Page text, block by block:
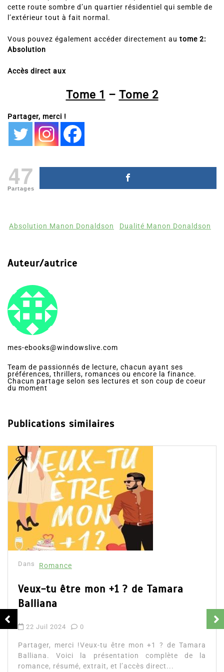
cette route sombre d’un quartier résidentiel qui semble de
l’extérieur tout à fait normal.
Vous pouvez également accéder directement au tome 2:
Absolution
Accès direct aux
Tome 1 – Tome 2
Partager, merci !
47
Partages
Absolution Manon Donaldson Dualité Manon Donaldson
Auteur/autrice
mes-ebooks@windowslive.com
Team de passionnés de lecture, chacun ayant ses
préférences, thrillers, romances ou encore la finance.
Chacun partage selon ses lectures et son coup de coeur
du moment
Publications similaires
Dans Romance
Romances – l’actualité : été 2026
6 Juil 2026